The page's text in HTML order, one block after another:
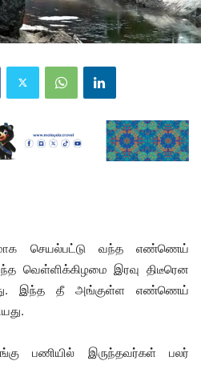
செயல்பட்டு வந்த எண்ணெய்
வெள்ளிக்கிழமை இரவு திடீரென
இந்த தீ அங்குள்ள எண்ணெய்
பணியில் இருந்தவர்கள் பலர்